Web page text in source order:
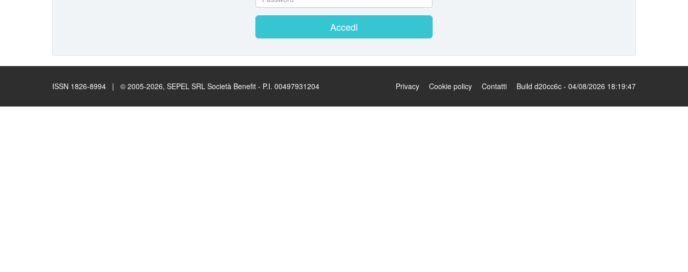
Accedi
ISSN 1826-8994 | © 2005-2026, SEPEL SRL Società Benefit - P.I. 00497931204 Privacy Cookie policy Contatti Build d20cc6c - 04/08/2026 18:19:47